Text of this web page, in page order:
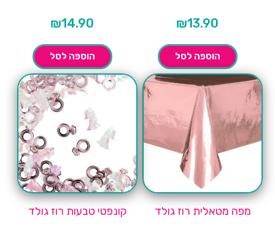
₪13.90
הוספה לסל
₪14.90
הוספה לסל
מפה מטאלית רוז גולד קונפטי טבעות רוז גולד